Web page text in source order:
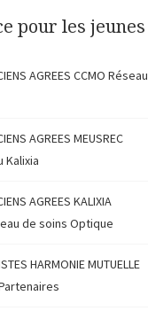
pour les jeunes
AGREES CCMO Réseau
AGREES MEUSREC
Kalixia
AGREES KALIXIA
de soins Optique
HARMONIE MUTUELLE